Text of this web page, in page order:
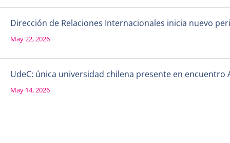
Dirección de Relaciones Internacionales inicia nuevo
May 22, 2026
UdeC: única universidad chilena presente en
May 14, 2026